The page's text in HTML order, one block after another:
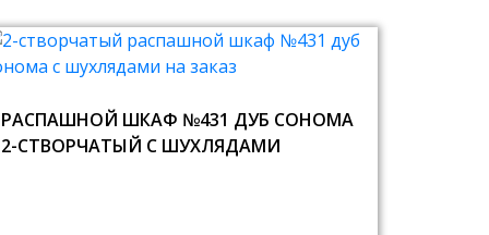
РАСПАШНОЙ ШКАФ №431 ДУБ СОНОМА
2-СТВОРЧАТЫЙ С ШУХЛЯДАМИ